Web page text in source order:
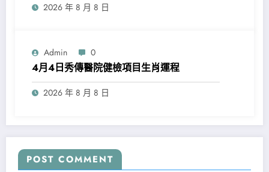
2026 年 8 月 8 日
Admin 0
4月4日秀傳醫院健檢項目生肖運程
2026 年 8 月 8 日
POST COMMENT